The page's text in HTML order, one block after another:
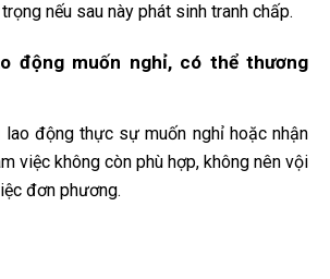
nếu sau này phát sinh tranh chấp.
động muốn nghỉ, có thể thương
động thực sự muốn nghỉ hoặc nhận
việc không còn phù hợp, không nên vội
đơn phương.